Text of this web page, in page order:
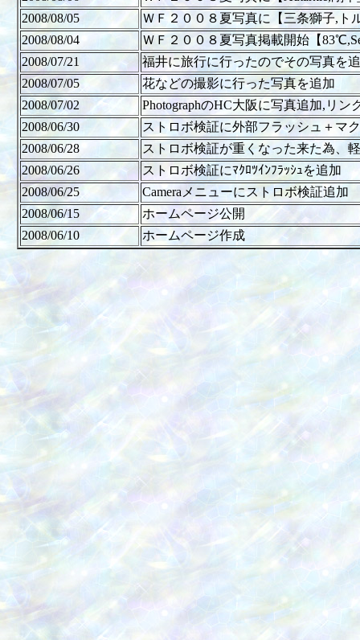
2008/08/05
ＷＦ２００８夏写真に【三条獅子,ト
2008/08/04
ＷＦ２００８夏写真掲載開始【
2008/07/21
福井に旅行に行ったのでその写真を
2008/07/05
花などの撮影に行った写真を追加
2008/07/02
PhotographのHC大阪に写真追加,リン
2008/06/30
ストロボ検証に外部フラッシュ＋マ
2008/06/28
ストロボ検証が重くなった来た為、
2008/06/26
ストロボ検証にﾏｸﾛﾂｲﾝﾌﾗｯｼｭを追加
2008/06/25
Cameraメニューにストロボ検証追加
2008/06/15
ホームページ公開
2008/06/10
ホームページ作成